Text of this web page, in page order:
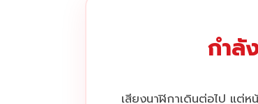
กำลั
เสียงนาฬิกาเดินต่อไป แต่